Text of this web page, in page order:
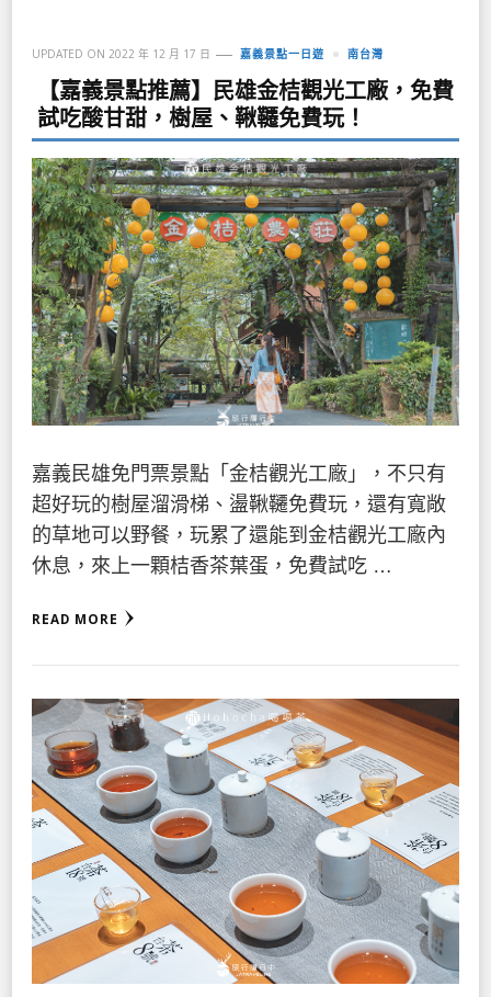
UPDATED ON 2022 年 12 月 17 日 嘉義景點一日遊 南台灣
【嘉義景點推薦】民雄金桔觀光工廠，免費
試吃酸甘甜，樹屋、鞦韆免費玩！
嘉義民雄免門票景點「金桔觀光工廠」，不只有
超好玩的樹屋溜滑梯、盪鞦韆免費玩，還有寬敞
的草地可以野餐，玩累了還能到金桔觀光工廠內
休息，來上一顆桔香茶葉蛋，免費試吃 …
READ MORE